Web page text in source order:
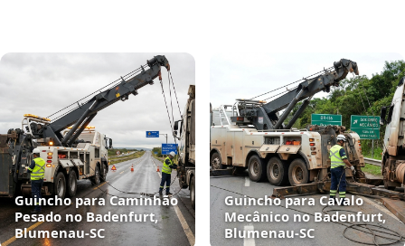
Guincho para Caminhão
Pesado no Badenfurt,
Blumenau‑SC
Guincho para Cavalo
Mecânico no Badenfurt,
Blumenau‑SC